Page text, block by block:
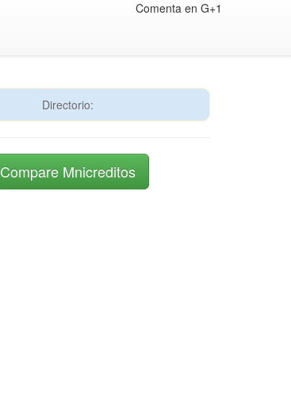
Comenta en G+1
Directorio:
Compare Mnicreditos